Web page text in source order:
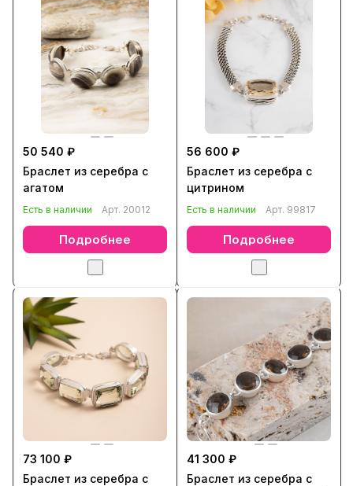
50 540 ₽
Браслет из серебра с
агатом
Есть в наличии Арт. 20012
Подробнее
56 600 ₽
Браслет из серебра с
цитрином
Есть в наличии Арт. 99817
Подробнее
73 100 ₽
Браслет из серебра с
41 300 ₽
Браслет из серебра с